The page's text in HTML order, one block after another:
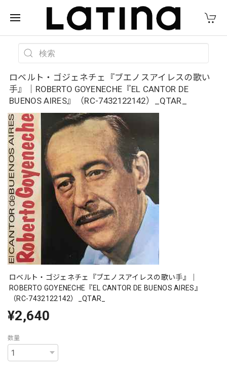
ロベルト・ゴジェネチェ『ブエノスアイレスの歌い
手』｜ROBERTO GOYENECHE『EL CANTOR DE
BUENOS AIRES』（RC-7432122142）_QTAR_
ロベルト・ゴジェネチェ『ブエノスアイレスの歌い手』｜
ROBERTO GOYENECHE『EL CANTOR DE BUENOS AIRES』
（RC-7432122142）_QTAR_
¥2,640
数量